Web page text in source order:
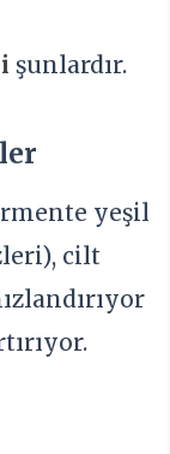
şunlardır.
yeşil
cilt